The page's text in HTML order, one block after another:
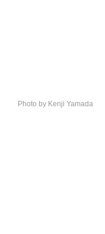
Photo by Kenji Yamada